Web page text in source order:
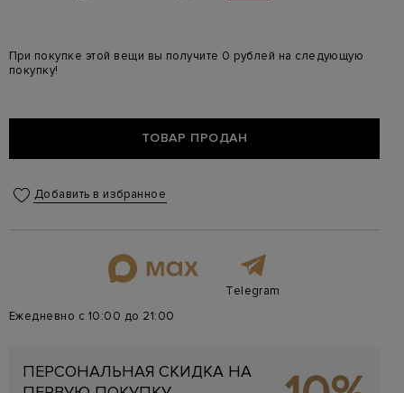
При покупке этой вещи вы получите 0 рублей на следующую
покупку!
ТОВАР ПРОДАН
Добавить в избранное
Telegram
Ежедневно с 10:00 до 21:00
ПЕРСОНАЛЬНАЯ СКИДКА НА